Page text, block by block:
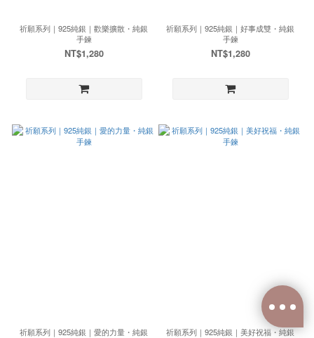
祈願系列｜925純銀｜歡樂擴散・純銀
手鍊
NT$1,280
祈願系列｜925純銀｜好事成雙・純銀
手鍊
NT$1,280
祈願系列｜925純銀｜愛的力量・純銀
祈願系列｜925純銀｜美好祝福・純銀